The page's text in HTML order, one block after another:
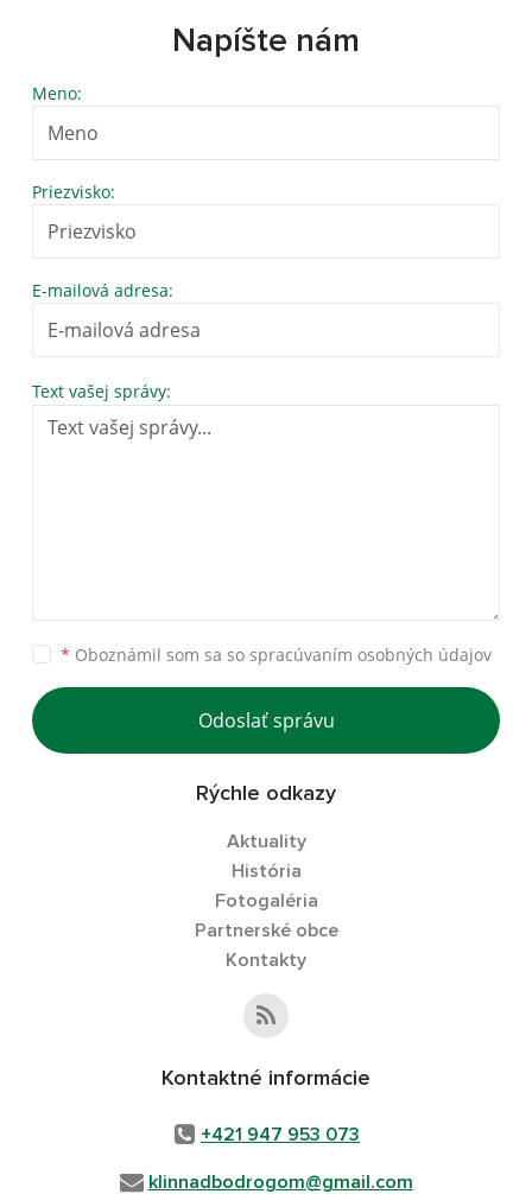
Napíšte nám
Meno:
Priezvisko:
E-mailová adresa:
Text vašej správy:
* Oboznámil som sa so spracúvaním osobných údajov
Odoslať správu
Rýchle odkazy
Aktuality
História
Fotogaléria
Partnerské obce
Kontakty
Kontaktné informácie
+421 947 953 073
klinnadbodrogom@gmail.com